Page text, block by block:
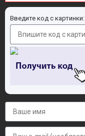
Введите код с картинки: